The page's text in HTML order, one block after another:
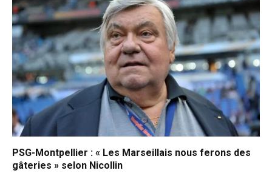
PSG-Montpellier : « Les Marseillais nous ferons des
gâteries » selon Nicollin